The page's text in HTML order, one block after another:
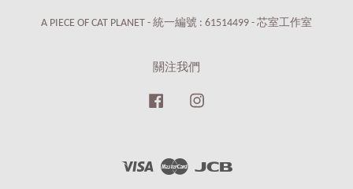
A PIECE OF CAT PLANET - 統一編號 : 61514499 - 芯室工作室
關注我們
Facebook
Visa Master